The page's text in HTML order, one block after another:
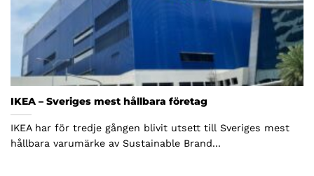
IKEA – Sveriges mest hållbara företag
IKEA har för tredje gången blivit utsett till Sveriges mest
hållbara varumärke av Sustainable Brand...